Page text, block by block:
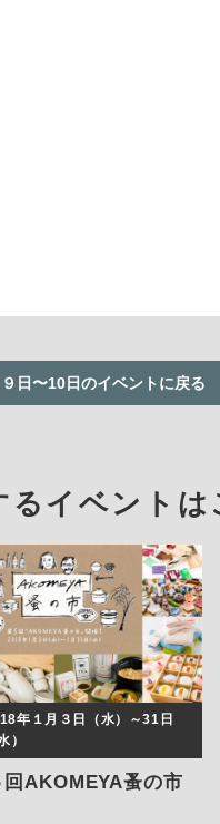
９日〜10日のイベントに戻る
るイベントは
年１月３日（水）～31日
）
回AKOMEYA蚤の市